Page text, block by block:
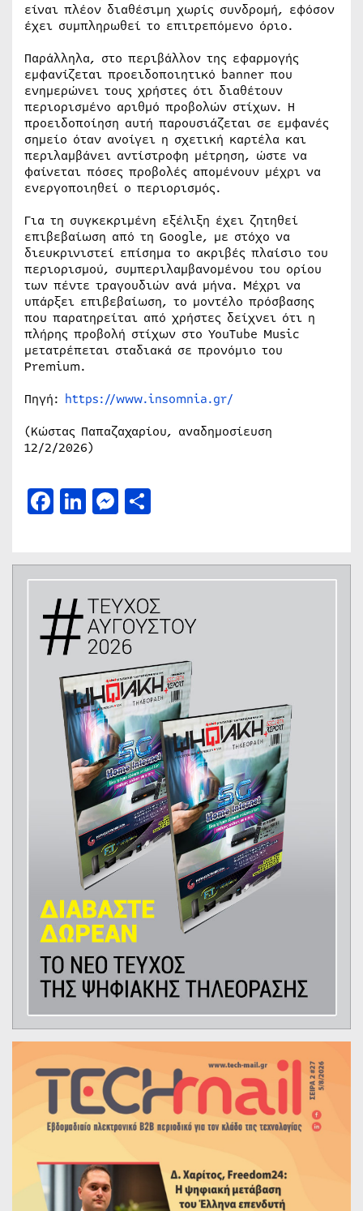
είναι πλέον διαθέσιμη χωρίς συνδρομή, εφόσον
έχει συμπληρωθεί το επιτρεπόμενο όριο.
Παράλληλα, στο περιβάλλον της εφαρμογής
εμφανίζεται προειδοποιητικό banner που
ενημερώνει τους χρήστες ότι διαθέτουν
περιορισμένο αριθμό προβολών στίχων. Η
προειδοποίηση αυτή παρουσιάζεται σε εμφανές
σημείο όταν ανοίγει η σχετική καρτέλα και
περιλαμβάνει αντίστροφη μέτρηση, ώστε να
φαίνεται πόσες προβολές απομένουν μέχρι να
ενεργοποιηθεί ο περιορισμός.
Για τη συγκεκριμένη εξέλιξη έχει ζητηθεί
επιβεβαίωση από τη Google, με στόχο να
διευκρινιστεί επίσημα το ακριβές πλαίσιο του
περιορισμού, συμπεριλαμβανομένου του ορίου
των πέντε τραγουδιών ανά μήνα. Μέχρι να
υπάρξει επιβεβαίωση, το μοντέλο πρόσβασης
που παρατηρείται από χρήστες δείχνει ότι η
πλήρης προβολή στίχων στο YouTube Music
μετατρέπεται σταδιακά σε προνόμιο του
Premium.
Πηγή: https://www.insomnia.gr/
(Κώστας Παπαζαχαρίου, αναδημοσίευση
12/2/2026)
Facebook
LinkedIn
Messenger